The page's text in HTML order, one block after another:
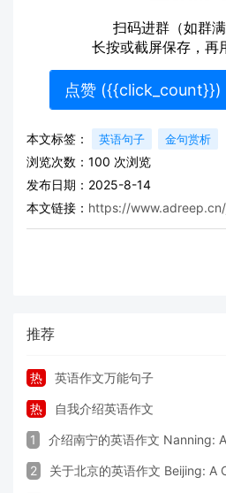
扫码进群（如群满
长按或截屏保存，再
点赞 ({{click_count}})
本文标签： 英语句子 金句赏析
浏览次数： 100 次浏览
发布日期：2025-8-14
本文链接： https://
推荐
热 英语作文万能句子
热 自我介绍英语作文
1 介绍南宁的英语作文 Nanning:
2 关于北京的英语作文 Beijing: